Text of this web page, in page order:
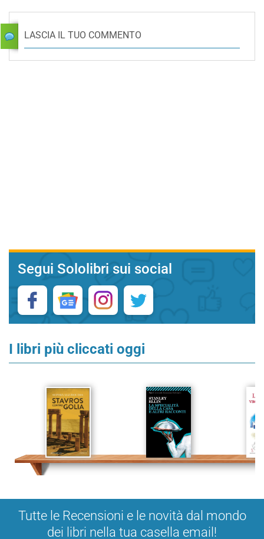
LASCIA IL TUO COMMENTO
Segui Sololibri sui social
I libri più cliccati oggi
Tutte le Recensioni e le novità dal mondo
dei libri nella tua casella email!